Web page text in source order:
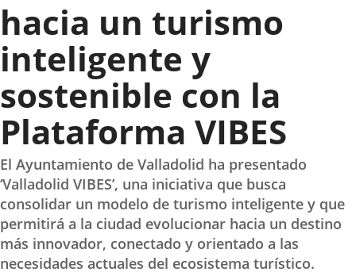
hacia un turismo
inteligente y
sostenible con la
Plataforma VIBES
El Ayuntamiento de Valladolid ha presentado
‘Valladolid VIBES’, una iniciativa que busca
consolidar un modelo de turismo inteligente y que
permitirá a la ciudad evolucionar hacia un destino
más innovador, conectado y orientado a las
necesidades actuales del ecosistema turístico.